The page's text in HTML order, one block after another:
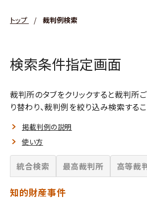
トップ / 裁判例検索
検索条件指定画面
裁判所のタブをクリックすると裁判所
り替わり、裁判例を絞り込み検索するこ
掲載判例の説明
使い方
統合検索 最高裁判所 高等裁
知的財産事件